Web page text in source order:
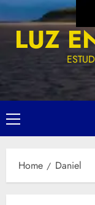
LUZ
Primary
Menu
Home Daniel